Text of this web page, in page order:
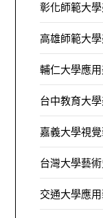
彰化師範大
高雄師範大
輔仁大學應
台中教育大
嘉義大學視
台灣大學藝
交通大學應